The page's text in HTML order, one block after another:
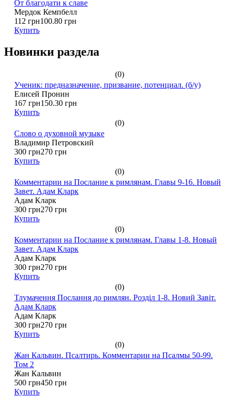
От благодати к славе
Мердок Кемпбелл
112 грн100.80 грн
Купить
Новинки раздела
(0)
Ученик: предназначение, призвание, потенциал. (б/у)
Елисей Пронин
167 грн150.30 грн
Купить
(0)
Слово о духовной музыке
Владимир Петровский
300 грн270 грн
Купить
(0)
Комментарии на Послание к римлянам. Главы 9-16. Новый
Завет. Адам Кларк
Адам Кларк
300 грн270 грн
Купить
(0)
Комментарии на Послание к римлянам. Главы 1-8. Новый
Завет. Адам Кларк
Адам Кларк
300 грн270 грн
Купить
(0)
Тлумачення Послання до римлян. Розділ 1-8. Новий Завіт.
Адам Кларк
Адам Кларк
300 грн270 грн
Купить
(0)
Жан Кальвин. Псалтирь. Комментарии на Псалмы 50-99.
Том 2
Жан Кальвин
500 грн450 грн
Купить